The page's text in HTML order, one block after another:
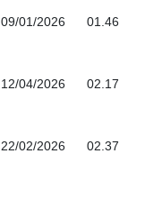
09/01/2026 01.46
12/04/2026 02.17
22/02/2026 02.37